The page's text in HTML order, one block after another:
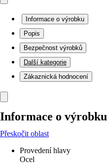
Informace o výrobku
Popis
Bezpečnost výrobků
Další kategorie
Zákaznická hodnocení
Informace o výrobku
Přeskočit oblast
Provedení hlavy
Ocel